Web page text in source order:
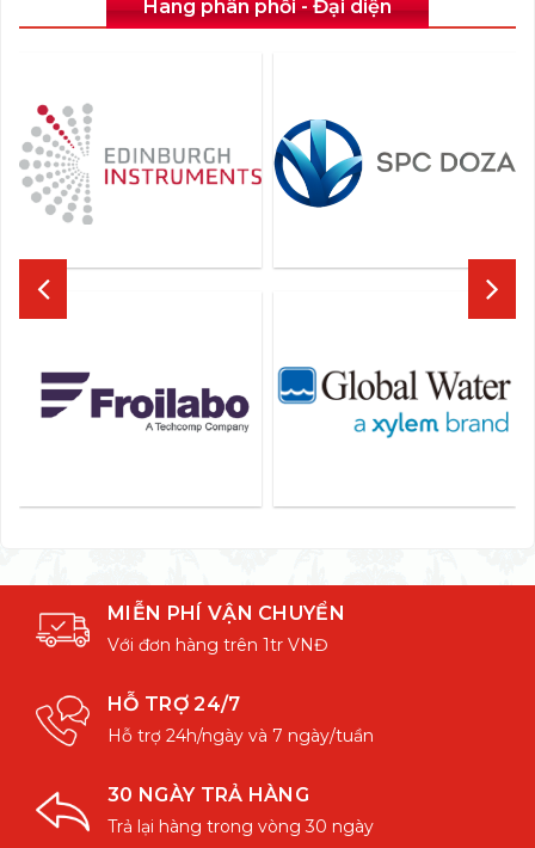
Hãng phân phối - Đại diện
MIỄN PHÍ VẬN CHUYỂN
Với đơn hàng trên 1tr VNĐ
HỖ TRỢ 24/7
Hỗ trợ 24h/ngày và 7 ngày/tuần
30 NGÀY TRẢ HÀNG
Trả lại hàng trong vòng 30 ngày